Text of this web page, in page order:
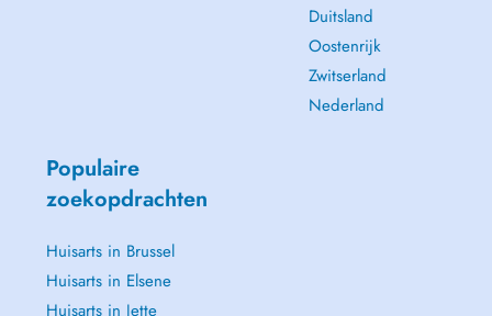
Duitsland
Oostenrijk
Zwitserland
Nederland
Populaire
zoekopdrachten
Huisarts in Brussel
Huisarts in Elsene
Huisarts in Jette